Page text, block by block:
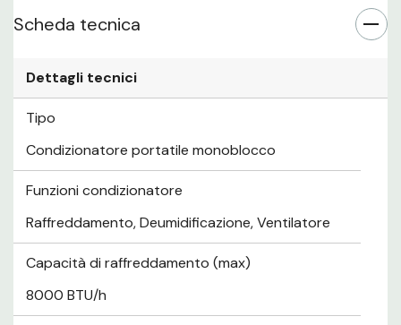
Scheda tecnica
Dettagli tecnici
Tipo
Condizionatore portatile monoblocco
Funzioni condizionatore
Raffreddamento, Deumidificazione, Ventilatore
Capacità di raffreddamento (max)
8000 BTU/h